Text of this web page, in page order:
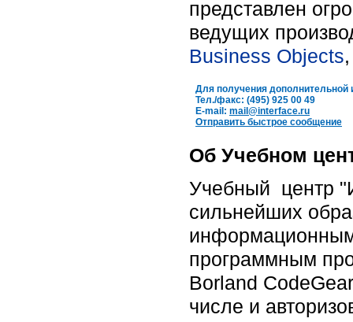
представлен
ведущих
Business Objects
Для получения
Тел./факс: (495) 925 00 49
E-mail: mail@interface.ru
Отправить быстрое сообщение
Об Учебном
Учебный центр
сильнейших
программным
Borland
числе и